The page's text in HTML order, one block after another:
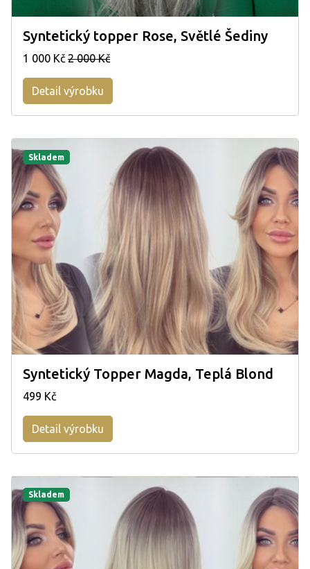
Syntetický topper Rose, Světlé Šediny
1 000 Kč 2 000 Kč
Detail výrobku
Skladem
Syntetický Topper Magda, Teplá Blond
499 Kč
Detail výrobku
Skladem